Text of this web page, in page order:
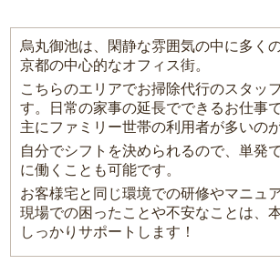
烏丸御池は、閑静な雰囲気の中に多く
京都の中心的なオフィス街。
こちらのエリアでお掃除代行のスタッ
す。日常の家事の延長でできるお仕事
主にファミリー世帯の利用者が多いの
自分でシフトを決められるので、単発
に働くことも可能です。
お客様宅と同じ環境での研修やマニュ
現場での困ったことや不安なことは、
しっかりサポートします！